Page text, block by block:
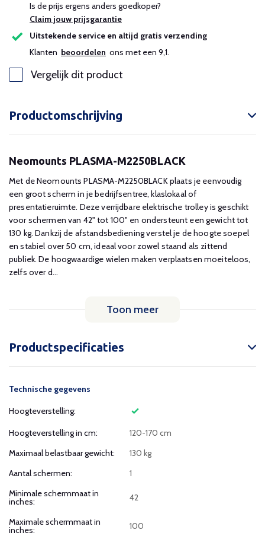
Is de prijs ergens anders goedkoper?
Claim jouw prijsgarantie
Uitstekende service en altijd gratis verzending
Klanten beoordelen ons met een 9,1.
Vergelijk dit product
Productomschrijving
Neomounts PLASMA-M2250BLACK
Met de Neomounts PLASMA-M2250BLACK plaats je eenvoudig
een groot scherm in je bedrijfsentree, klaslokaal of
presentatieruimte. Deze verrijdbare elektrische trolley is geschikt
voor schermen van 42" tot 100" en ondersteunt een gewicht tot
130 kg. Dankzij de afstandsbediening verstel je de hoogte soepel
en stabiel over 50 cm, ideaal voor zowel staand als zittend
publiek. De hoogwaardige wielen maken verplaatsen moeiteloos,
zelfs over d...
Toon meer
Productspecificaties
Technische gegevens
Hoogteverstelling:
Hoogteverstelling in cm:
120-170 cm
Maximaal belastbaar gewicht:
130 kg
Aantal schermen:
1
Minimale schermmaat in
inches: 42
Maximale schermmaat in
inches: 100